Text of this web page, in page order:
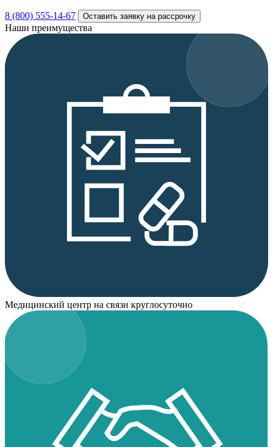
8 (800) 555-14-67 Оставить заявку на рассрочку
Наши преимущества
Медицинский центр на связи круглосуточно